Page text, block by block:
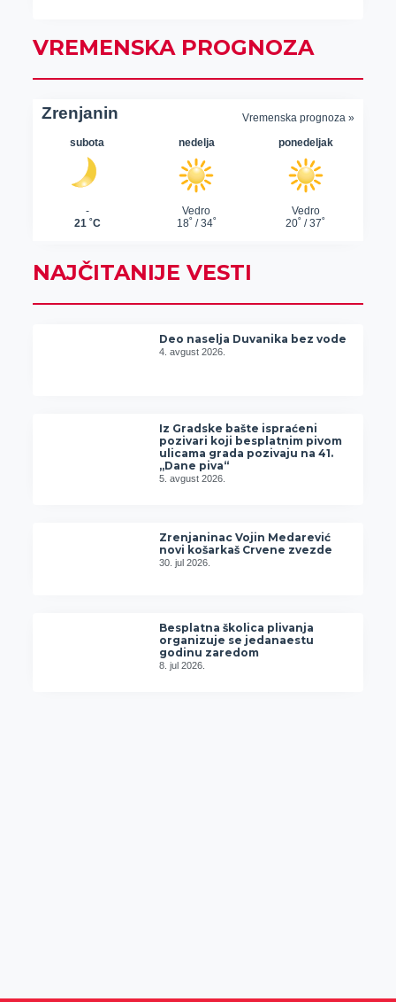
VREMENSKA PROGNOZA
NAJČITANIJE VESTI
Deo naselja Duvanika bez vode
4. avgust 2026.
Iz Gradske bašte ispraćeni
pozivari koji besplatnim pivom
ulicama grada pozivaju na 41.
„Dane piva“
5. avgust 2026.
Zrenjaninac Vojin Medarević
novi košarkaš Crvene zvezde
30. jul 2026.
Besplatna školica plivanja
organizuje se jedanaestu
godinu zaredom
8. jul 2026.